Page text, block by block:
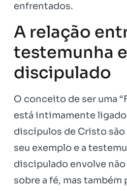
enfrentados.
A relação
testemunha e
discipulado
O conceito de ser uma
está intimamente
discípulos de Cristo são
seu exemplo e a
discipulado envolve
sobre a fé, mas também